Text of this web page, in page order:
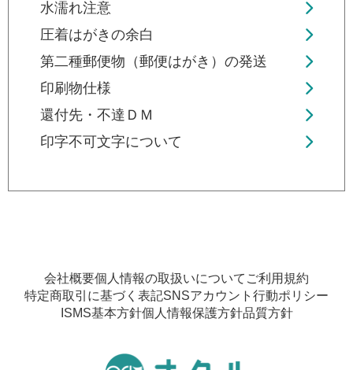
水濡れ注意
圧着はがきの余白
第二種郵便物（郵便はがき）の発送
印刷物仕様
還付先・不達ＤＭ
印字不可文字について
会社概要個人情報の取扱いについて ご利用規約
特定商取引に基づく表記SNSアカウント行動ポリシー
ISMS基本方針個人情報保護方針品質方針